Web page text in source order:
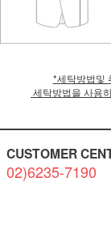
*세탁방법및
세탁방법을 사용
CUSTOMER
02)6235-7190